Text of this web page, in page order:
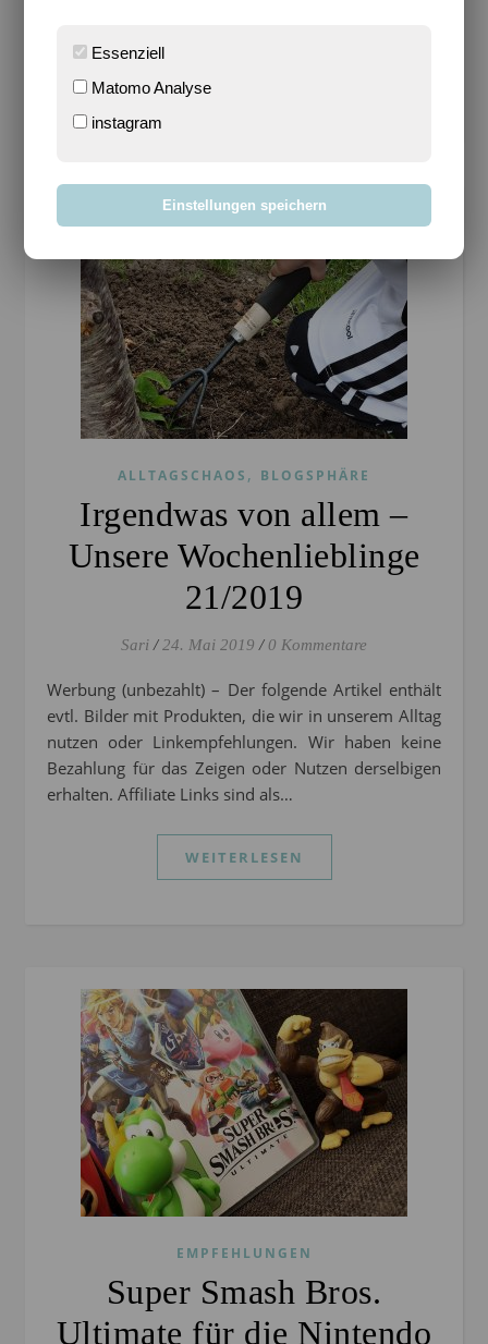
ALLTAGSCHAOS , BLOGSPHÄRE
Irgendwas von allem –
Unsere Wochenlieblinge
21/2019
Sari / 24. Mai 2019 / 0 Kommentare
Werbung (unbezahlt) – Der folgende Artikel enthält
evtl. Bilder mit Produkten, die wir in unserem Alltag
nutzen oder Linkempfehlungen. Wir haben keine
Bezahlung für das Zeigen oder Nutzen derselbigen
erhalten. Affiliate Links sind als…
WEITERLESEN
EMPFEHLUNGEN
Super Smash Bros.
Ultimate für die Nintendo
Essenziell
Matomo Analyse
instagram
Einstellungen speichern